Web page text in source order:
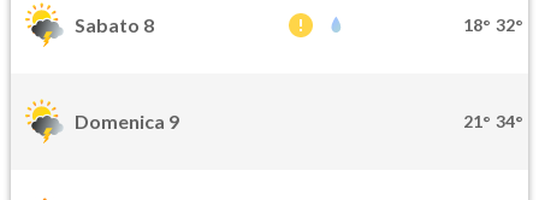
Sabato 8 18° 32°
Domenica 9 21° 34°